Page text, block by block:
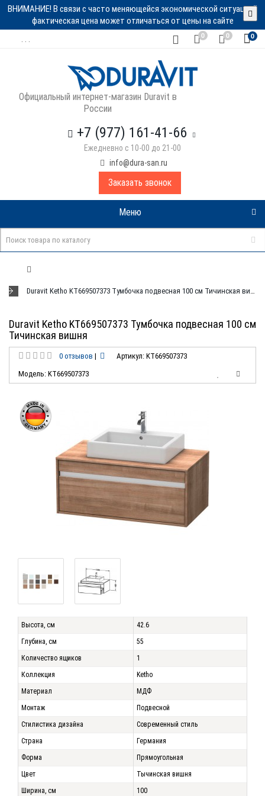
ВНИМАНИЕ! В связи с часто меняющейся экономической ситуацией
фактическая цена может отличаться от цены на сайте
0 0 0
Официальный интернет-магазин Duravit в
России
+7 (977) 161-41-66
Ежедневно с 10-00 до 21-00
info@dura-san.ru
Заказать звонок
Меню
Duravit Ketho KT669507373 Тумбочка подвесная 100 см Тичинская вишня
Duravit Ketho KT669507373 Тумбочка подвесная 100 см
Тичинская вишня
0 отзывов |
Артикул: KT669507373
Модель: KT669507373
Высота, см
42.6
Глубина, см
55
Количество ящиков
1
Коллекция
Ketho
Материал
МДФ
Монтаж
Подвесной
Стилистика дизайна
Современный стиль
Страна
Германия
Форма
Прямоугольная
Цвет
Тычинская вишня
Ширина, см
100